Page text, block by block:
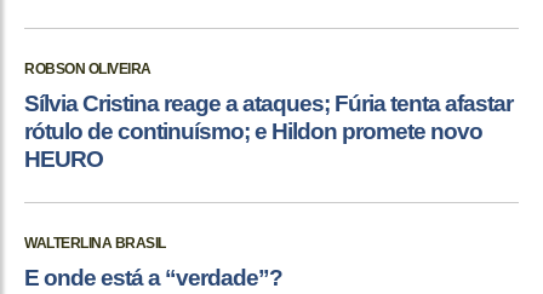
ROBSON OLIVEIRA
Sílvia Cristina reage a ataques; Fúria tenta afastar
rótulo de continuísmo; e Hildon promete novo
HEURO
WALTERLINA BRASIL
E onde está a “verdade”?